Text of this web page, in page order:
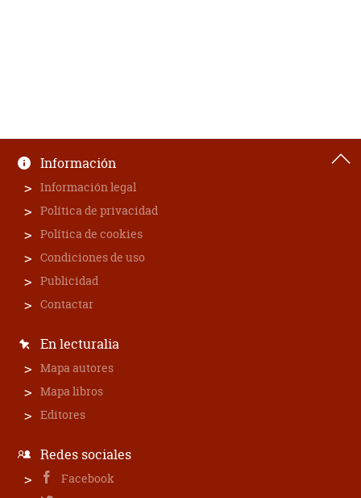
Información
Información legal
Política de privacidad
Política de cookies
Condiciones de uso
Publicidad
Contactar
En lecturalia
Mapa autores
Mapa libros
Editores
Redes sociales
Facebook